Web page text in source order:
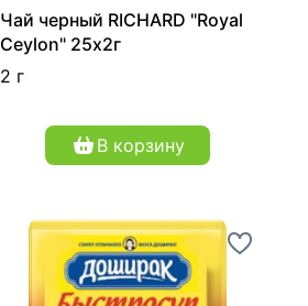
Чай черный RICHARD "Royal
Ceylon" 25х2г
2 г
В корзину